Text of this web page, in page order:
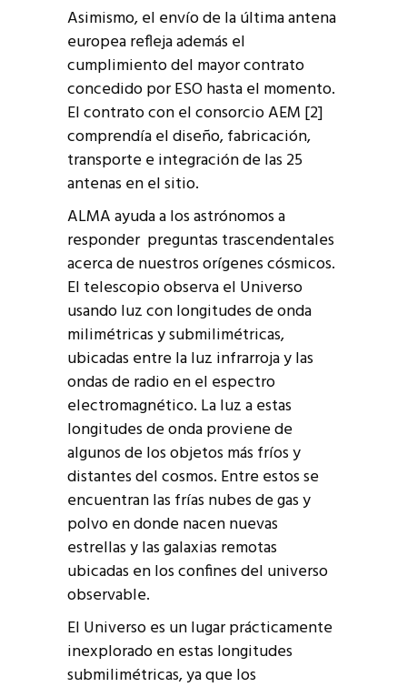
Asimismo, el envío de la última antena
europea refleja además el
cumplimiento del mayor contrato
concedido por ESO hasta el momento.
El contrato con el consorcio AEM [2]
comprendía el diseño, fabricación,
transporte e integración de las 25
antenas en el sitio.
ALMA ayuda a los astrónomos a
responder preguntas trascendentales
acerca de nuestros orígenes cósmicos.
El telescopio observa el Universo
usando luz con longitudes de onda
milimétricas y submilimétricas,
ubicadas entre la luz infrarroja y las
ondas de radio en el espectro
electromagnético. La luz a estas
longitudes de onda proviene de
algunos de los objetos más fríos y
distantes del cosmos. Entre estos se
encuentran las frías nubes de gas y
polvo en donde nacen nuevas
estrellas y las galaxias remotas
ubicadas en los confines del universo
observable.
El Universo es un lugar prácticamente
inexplorado en estas longitudes
submilimétricas, ya que los